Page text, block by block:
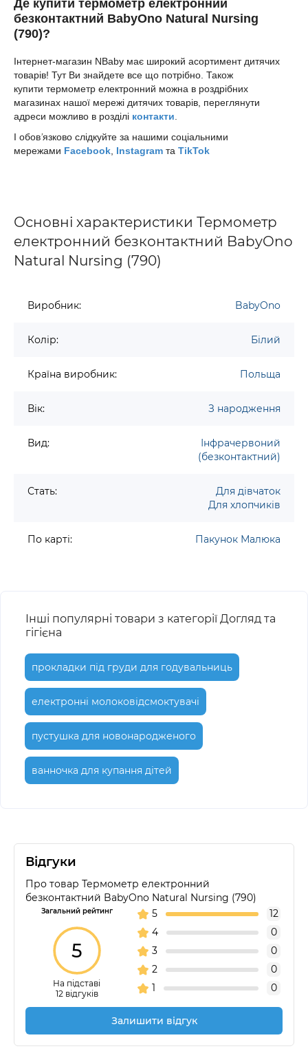
Де купити термометр електронний
безконтактний BabyOno Natural Nursing
(790)?
Інтернет-магазин NBaby має широкий асортимент дитячих
товарів! Тут Ви знайдете все що потрібно. Також
купити термометр електронний можна в роздрібних
магазинах нашої мережі дитячих товарів, переглянути
адреси можливо в розділі контакти
І обов’язково слідкуйте за нашими соціальними
мережами Facebook Instagram та TikTok
Основні характеристики Термометр
електронний безконтактний BabyOno
Natural Nursing (790)
Виробник: BabyOno
Колір: Білий
Країна виробник: Польща
Вік: З народження
Вид:
Інфрачервоний
(безконтактний)
Стать:
Для дівчаток
Для хлопчиків
По карті: Пакунок Малюка
Інші популярні товари з категорії Догляд та
гігієна
прокладки під груди для годувальниць
електронні молоковідсмоктувачі
пустушка для новонародженого
ванночка для купання дітей
Відгуки
Про товар Термометр електронний
безконтактний BabyOno Natural Nursing (790)
Загальний рейтинг
5
На підставі
12 відгуків
5
12
4
0
3
0
2
0
1
0
Залишити відгук